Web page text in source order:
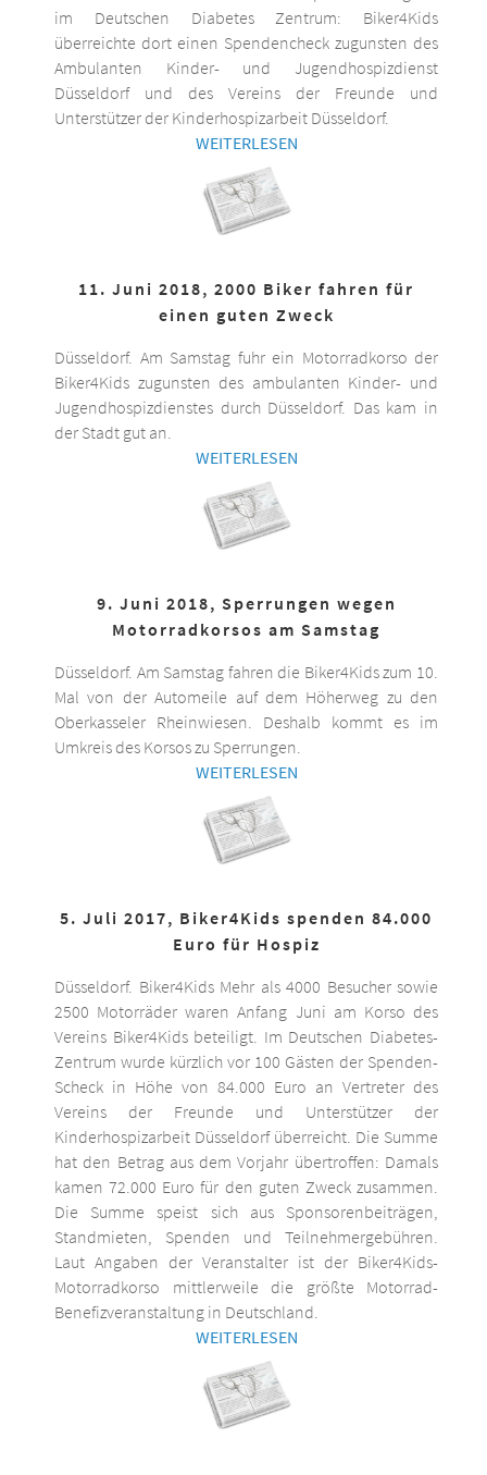
im Deutschen Diabetes Zentrum: Biker4Kids
überreichte dort einen Spendencheck zugunsten des
Ambulanten Kinder- und Jugendhospizdienst
Düsseldorf und des Vereins der Freunde und
Unterstützer der Kinderhospizarbeit Düsseldorf.
WEITERLESEN
11. Juni 2018, 2000 Biker fahren für
einen guten Zweck
Düsseldorf. Am Samstag fuhr ein Motorradkorso der
Biker4Kids zugunsten des ambulanten Kinder- und
Jugendhospizdienstes durch Düsseldorf. Das kam in
der Stadt gut an.
WEITERLESEN
9. Juni 2018, Sperrungen wegen
Motorradkorsos am Samstag
Düsseldorf. Am Samstag fahren die Biker4Kids zum 10.
Mal von der Automeile auf dem Höherweg zu den
Oberkasseler Rheinwiesen. Deshalb kommt es im
Umkreis des Korsos zu Sperrungen.
WEITERLESEN
5. Juli 2017, Biker4Kids spenden 84.000
Euro für Hospiz
Düsseldorf. Biker4Kids Mehr als 4000 Besucher sowie
2500 Motorräder waren Anfang Juni am Korso des
Vereins Biker4Kids beteiligt. Im Deutschen Diabetes-
Zentrum wurde kürzlich vor 100 Gästen der Spenden-
Scheck in Höhe von 84.000 Euro an Vertreter des
Vereins der Freunde und Unterstützer der
Kinderhospizarbeit Düsseldorf überreicht. Die Summe
hat den Betrag aus dem Vorjahr übertroffen: Damals
kamen 72.000 Euro für den guten Zweck zusammen.
Die Summe speist sich aus Sponsorenbeiträgen,
Standmieten, Spenden und Teilnehmergebühren.
Laut Angaben der Veranstalter ist der Biker4Kids-
Motorradkorso mittlerweile die größte Motorrad-
Benefizveranstaltung in Deutschland.
WEITERLESEN